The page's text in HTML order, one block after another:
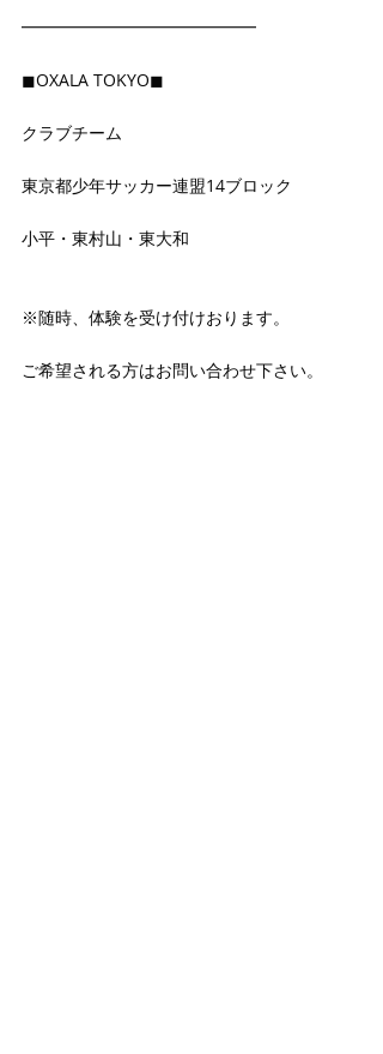
━━━━━━━━━━━━━━
◼OXALA TOKYO◼
クラブチーム
東京都少年サッカー連盟14ブロック
小平・東村山・東大和
※随時、体験を受け付けおります。
ご希望される方はお問い合わせ下さい。